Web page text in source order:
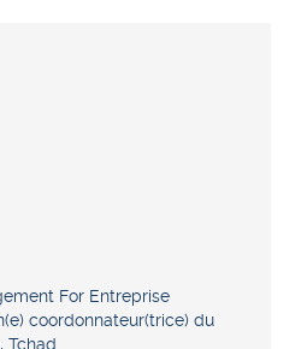
For Entreprise
coordonnateur(trice) du
Tchad